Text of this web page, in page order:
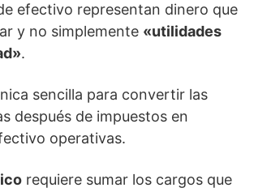
efectivo representan dinero que
y no simplemente «utilidades
.
sencilla para convertir las
después de impuestos en
operativas.
requiere sumar los cargos que